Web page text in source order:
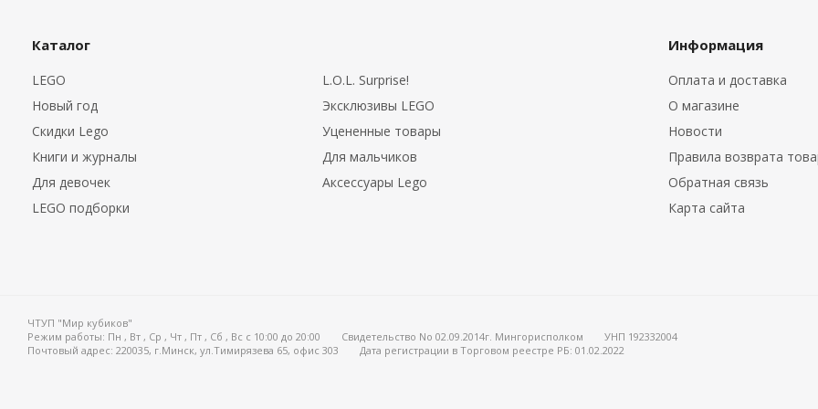
Каталог
LEGO
L.O.L. Surprise!
Новый год
Эксклюзивы LEGO
Скидки Lego
Уцененные товары
Книги и журналы
Для мальчиков
Для девочек
Аксессуары Lego
LEGO подборки
Информация
Оплата и доставка
О магазине
Новости
Правила возврата
Обратная связь
Карта сайта
ЧТУП "Мир кубиков"
Режим работы: Пн , Вт , Ср , Чт , Пт , Сб , Вс c 10:00 до 20:00 Свидетельство No 02.09.2014г. Мингорисполком
УНП 192332004
Почтовый адрес: 220035, г.Минск, ул.Тимирязева 65, офис 303
Дата регистрации в Торговом реестре РБ: 01.02.2022